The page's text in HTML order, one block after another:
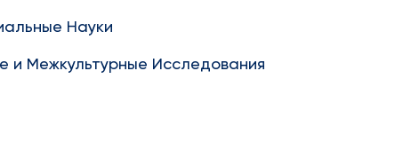
Науки
и Межкультурные Исследования